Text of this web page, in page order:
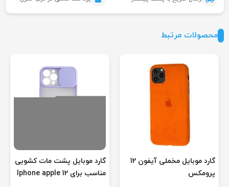
محصولات مرتبط
گارد موبایل مخملی آیفون 12
پرومکس
گارد موبایل پشت مات کشویی
مناسب برای Iphone apple 12